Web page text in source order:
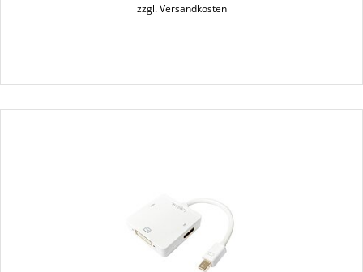
zzgl. Versandkosten